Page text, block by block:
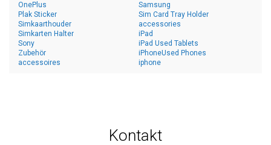
OnePlus
Plak Sticker
Samsung
Sim Card Tray Holder
Simkaarthouder
Simkarten Halter
Sony
Zubehör
accessoires
accessories
iPad
iPad Used Tablets
iPhoneUsed Phones
iphone
Kontakt